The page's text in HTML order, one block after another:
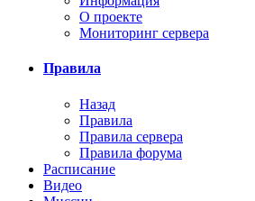
О проекте
Мониторинг сервера
Правила
Назад
Правила
Правила сервера
Правила форума
Расписание
Видео